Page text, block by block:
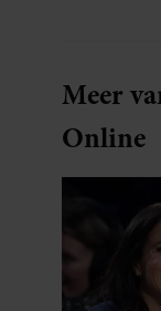
Meer
Online